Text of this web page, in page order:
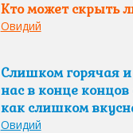
Кто может скрыть
Овидий
Слишком горячая
нас в конце
как слишком
Овидий